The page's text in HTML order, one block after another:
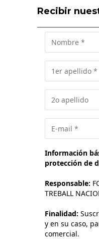
Recibir
Información
protección de
Responsable:
TREBALL
Finalidad:
y en su caso,
comercial.